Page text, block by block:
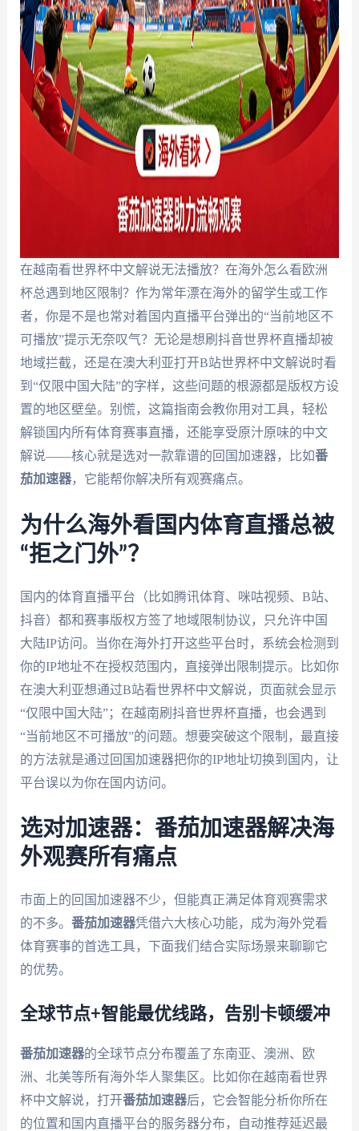
在越南看世界杯中文解说无法播放？在海外怎么看欧洲
杯总遇到地区限制？作为常年漂在海外的留学生或工作
者，你是不是也常对着国内直播平台弹出的“当前地区不
可播放”提示无奈叹气？无论是想刷抖音世界杯直播却被
地域拦截，还是在澳大利亚打开B站世界杯中文解说时看
到“仅限中国大陆”的字样，这些问题的根源都是版权方设
置的地区壁垒。别慌，这篇指南会教你用对工具，轻松
解锁国内所有体育赛事直播，还能享受原汁原味的中文
解说——核心就是选对一款靠谱的回国加速器，比如番
茄加速器，它能帮你解决所有观赛痛点。
为什么海外看国内体育直播总被
“拒之门外”？
国内的体育直播平台（比如腾讯体育、咪咕视频、B站、
抖音）都和赛事版权方签了地域限制协议，只允许中国
大陆IP访问。当你在海外打开这些平台时，系统会检测到
你的IP地址不在授权范围内，直接弹出限制提示。比如你
在澳大利亚想通过B站看世界杯中文解说，页面就会显示
“仅限中国大陆”；在越南刷抖音世界杯直播，也会遇到
“当前地区不可播放”的问题。想要突破这个限制，最直接
的方法就是通过回国加速器把你的IP地址切换到国内，让
平台误以为你在国内访问。
选对加速器：番茄加速器解决海
外观赛所有痛点
市面上的回国加速器不少，但能真正满足体育观赛需求
的不多。 番茄加速器凭借六大核心功能，成为海外党看
体育赛事的首选工具，下面我们结合实际场景来聊聊它
的优势。
全球节点+智能最优线路，告别卡顿缓冲
番茄加速器的全球节点分布覆盖了东南亚、澳洲、欧
洲、北美等所有海外华人聚集区。比如你在越南看世界
杯中文解说，打开番茄加速器后，它会智能分析你所在
的位置和国内直播平台的服务器分布，自动推荐延迟最